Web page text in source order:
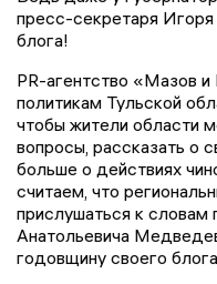
пресс-секретаря
блога!
PR-агентство «Мазов
политикам Тульской
чтобы жители области
вопросы, рассказать о
больше о действиях
считаем, что
прислушаться к
Анатольевича
годовщину своего